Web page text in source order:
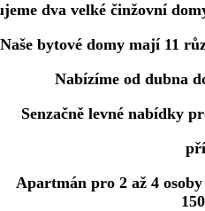
dva velké činžovní
Naše bytové domy mají 11
Nabízíme od dubna
Senzačně levné nabídky
Apartmán pro 2 až 4